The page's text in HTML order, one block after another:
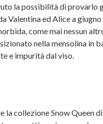
la possibilità di provarlo
Valentina ed Alice a giugno
come mai nessun
nella mensolina in
e impurità dal viso.
la collezione Snow Queen di